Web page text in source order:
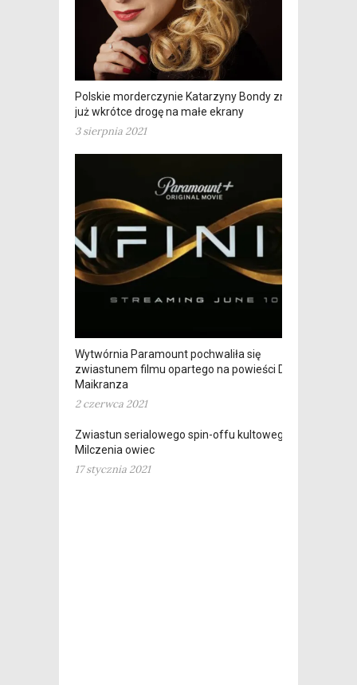
Polskie morderczynie Katarzyny Bondy znajdą
już wkrótce drogę na małe ekrany
3 sierpnia 2021
Wytwórnia Paramount pochwaliła się
zwiastunem filmu opartego na powieści D. Erica
Maikranza
2 czerwca 2021
Zwiastun serialowego spin-offu kultowego
Milczenia owiec
17 stycznia 2021